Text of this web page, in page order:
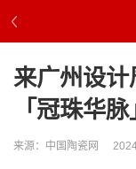
来广州设计
「冠珠华
来源：中国陶瓷网